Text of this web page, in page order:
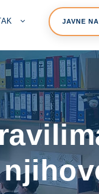
JAVNE